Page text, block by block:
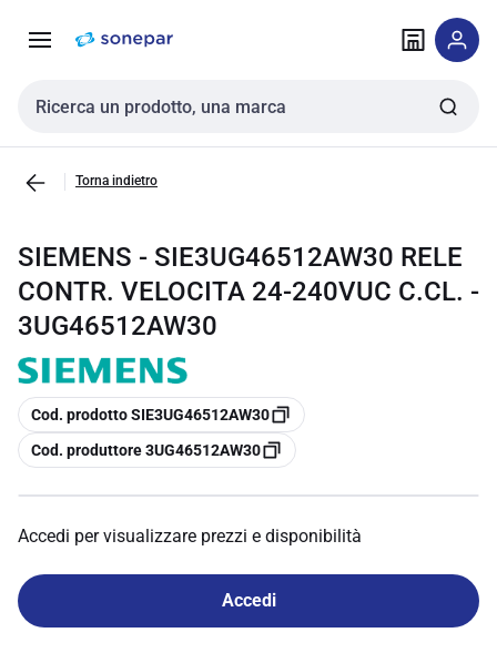
navigazione alla
Cerca input
Torna indietro
SIEMENS - SIE3UG46512AW30 RELE
CONTR. VELOCITA 24-240VUC C.CL. -
3UG46512AW30
copia
Cod. prodotto SIE3UG46512AW30
copia
Cod. produttore 3UG46512AW30
Accedi per visualizzare prezzi e disponibilità
Accedi